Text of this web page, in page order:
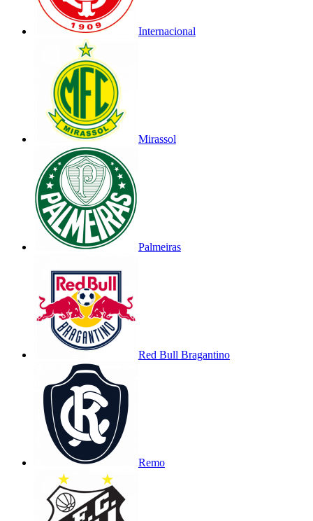
Internacional
Mirassol
Palmeiras
Red Bull Bragantino
Remo